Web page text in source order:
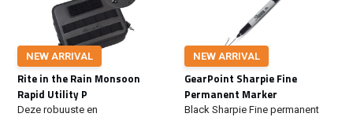
NEW ARRIVAL
Rite in the Rain Monsoon
Rapid Utility P
Deze robuuste en
NEW ARRIVAL
GearPoint Sharpie Fine
Permanent Marker
Black Sharpie Fine permanent